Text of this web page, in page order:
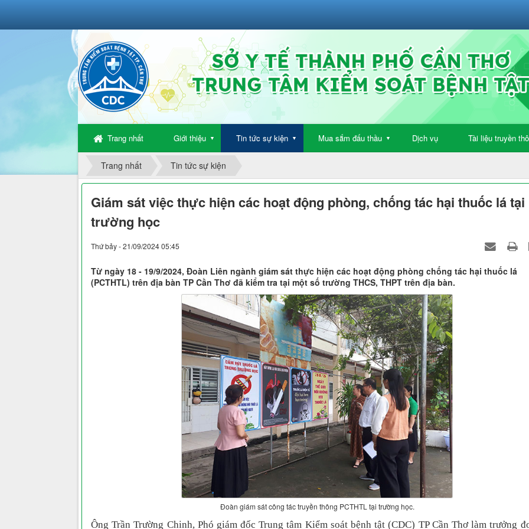
Trang nhất Giới thiệu ▼ Tin tức sự kiện ▼ Mua sắm đấu thầu ▼ Dịch vụ Tài liệu truyền
Trang nhất Tin tức sự kiện
Giám sát việc thực hiện các hoạt động phòng, chống tác hại thuốc lá tại
trường học
Thứ bảy - 21/09/2024 05:45
Từ ngày 18 - 19/9/2024, Đoàn Liên ngành giám sát thực hiện các hoạt động phòng chống tác hại thuốc lá
(PCTHTL) trên địa bàn TP Cần Thơ đã kiểm tra tại một số trường THCS, THPT trên địa bàn.
Đoàn giám sát công tác truyền thông PCTHTL tại trường học.
Ông Trần Trường Chinh, Phó giám đốc Trung tâm Kiểm soát bệnh tật (CDC) TP Cần Thơ làm trưởng